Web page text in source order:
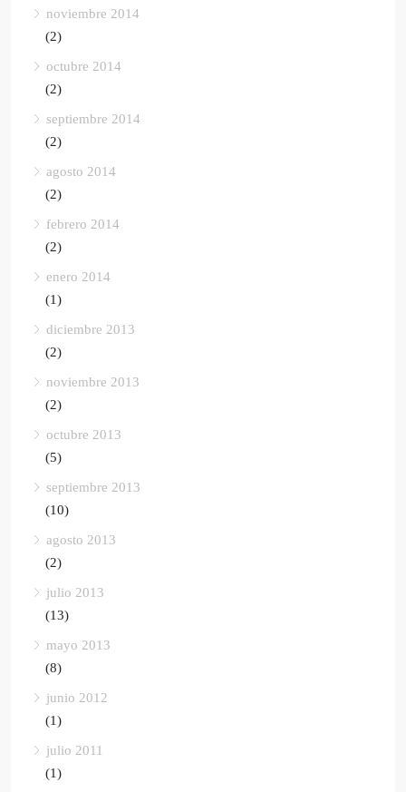
noviembre 2014
(2)
octubre 2014
(2)
septiembre 2014
(2)
agosto 2014
(2)
febrero 2014
(2)
enero 2014
(1)
diciembre 2013
(2)
noviembre 2013
(2)
octubre 2013
(5)
septiembre 2013
(10)
agosto 2013
(2)
julio 2013
(13)
mayo 2013
(8)
junio 2012
(1)
julio 2011
(1)